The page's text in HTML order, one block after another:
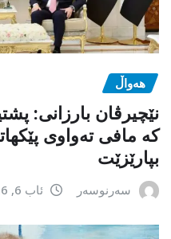
هەواڵ
نێچیرڤان بارزانی:
کە مافی تەواوی
بپارێزێت
سەرنوسەر ئاب 6, 2026